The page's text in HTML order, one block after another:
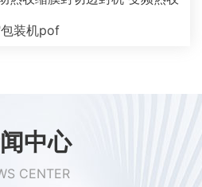
装机pof
中心
CENTER